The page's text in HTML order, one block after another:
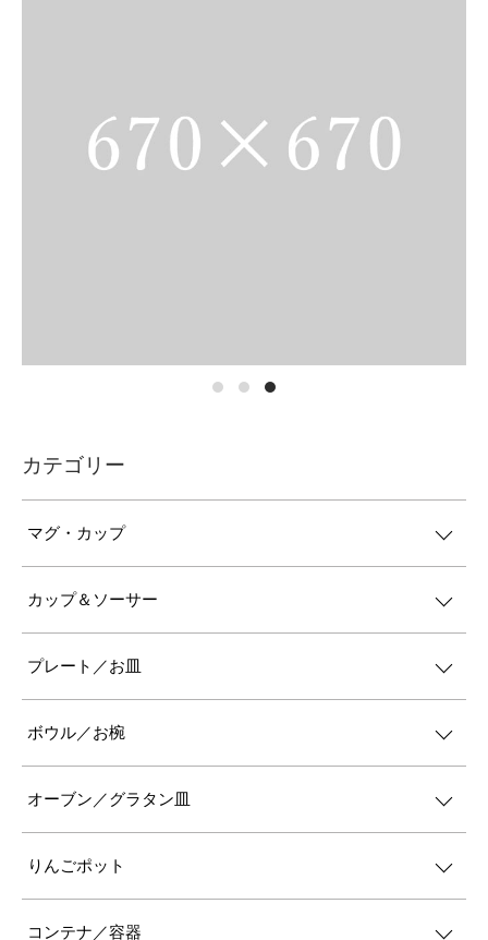
カテゴリー
マグ・カップ
カップ＆ソーサー
プレート／お皿
ボウル／お椀
オーブン／グラタン皿
りんごポット
コンテナ／容器